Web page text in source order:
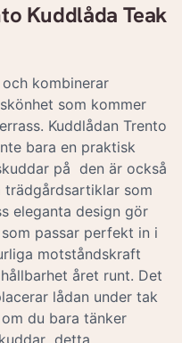
Kuddlåda Teak
kombinerar
som kommer
Kuddlådan Trento
bara en praktisk
på  den är också
som
eleganta design gör
passar perfekt in i
motståndskraft
året runt. Det
lådan under tak
du bara tänker
 detta